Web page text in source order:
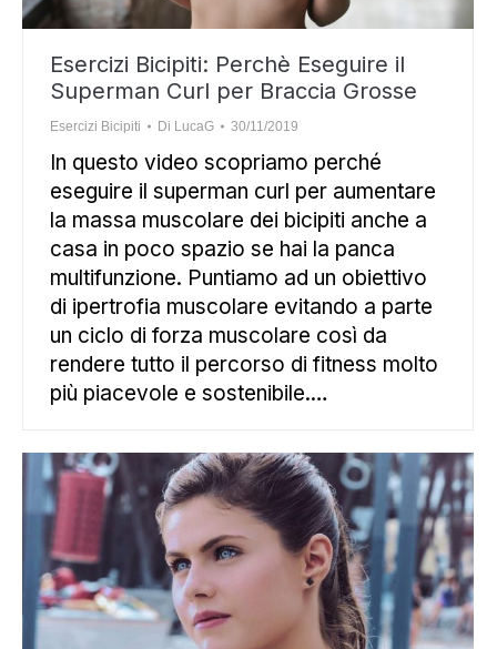
Esercizi Bicipiti: Perchè Eseguire il
Superman Curl per Braccia Grosse
Esercizi Bicipiti Di LucaG 30/11/2019
In questo video scopriamo perché
eseguire il superman curl per aumentare
la massa muscolare dei bicipiti anche a
casa in poco spazio se hai la panca
multifunzione. Puntiamo ad un obiettivo
di ipertrofia muscolare evitando a parte
un ciclo di forza muscolare così da
rendere tutto il percorso di fitness molto
più piacevole e sostenibile.…